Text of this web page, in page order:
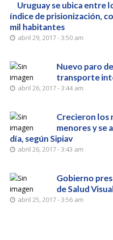
Uruguay se ubica entre
índice de prisionización,
mil habitantes
abril 29, 2017 - 3:50 am
Nuevo paro
transporte
abril 26, 2017 - 3:44 am
Crecieron los
menores y se
día, según Sipiav
abril 26, 2017 - 3:43 am
Gobierno
de Salud
abril 25, 2017 - 3:56 am